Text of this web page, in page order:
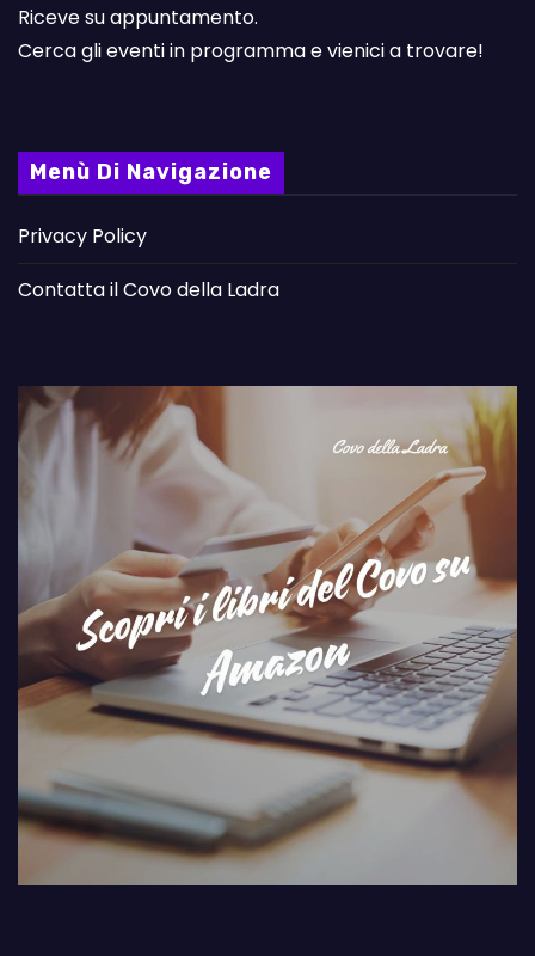
Riceve su appuntamento.
Cerca gli eventi in programma e vienici a trovare!
Menù Di Navigazione
Privacy Policy
Contatta il Covo della Ladra